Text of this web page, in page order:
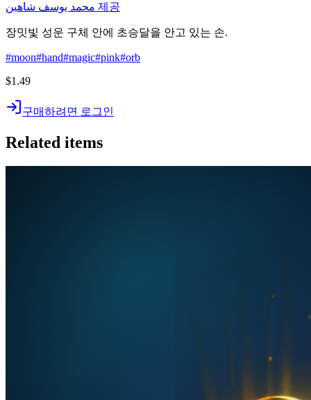
محمد يوسف شاهين 제공
장밋빛 성운 구체 안에 초승달을 안고 있는 손.
#moon#hand#magic#pink#orb
$1.49
구매하려면 로그인
Related items